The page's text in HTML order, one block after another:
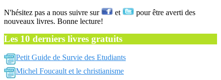
N'hésitez pas a nous suivre sur et
pour être averti des
nouveaux livres. Bonne lecture!
Les 10 derniers livres gratuits
Petit Guide de Survie des Etudiants
Michel Foucault et le christianisme